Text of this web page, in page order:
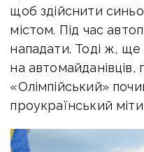
щоб здійснити
містом. Під час
нападати. Тоді ж,
на автомайданівців,
«Олімпійський»
проукраїнський